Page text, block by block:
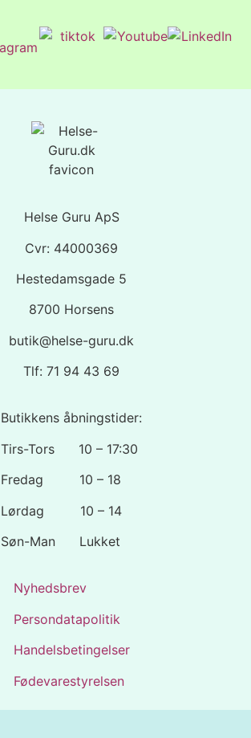
Helse Guru ApS
Cvr: 44000369
Hestedamsgade 5
8700 Horsens
butik@helse-guru.dk
Tlf: 71 94 43 69
Butikkens åbningstider:
Tirs-Tors 10 – 17:30
Fredag 10 – 18
Lørdag 10 – 14
Søn-Man Lukket
Nyhedsbrev
Persondatapolitik
Handelsbetingelser
Fødevarestyrelsen